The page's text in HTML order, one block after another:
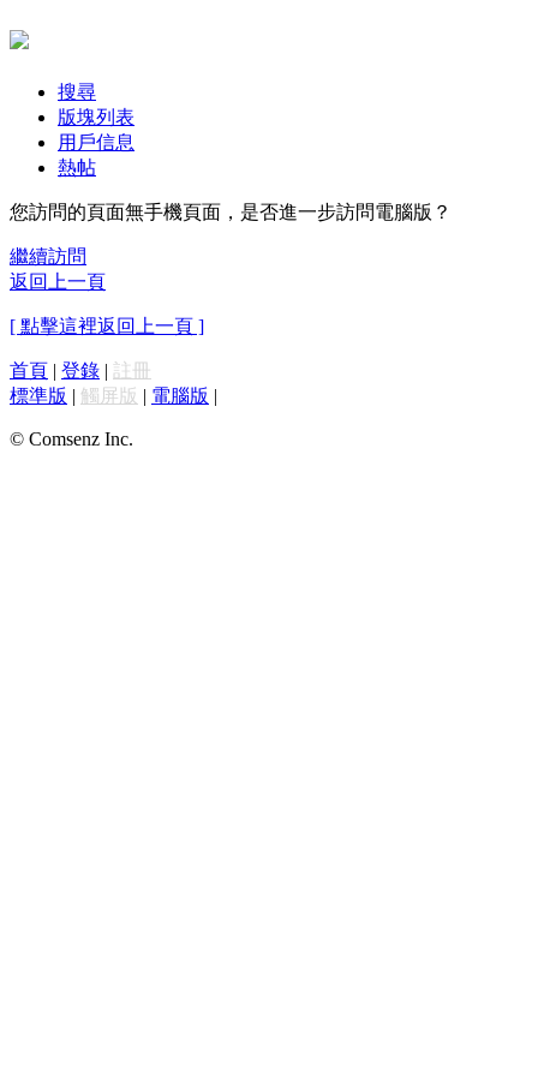
搜尋
版塊列表
用戶信息
熱帖
您訪問的頁面無手機頁面，是否進一步訪問電腦版？
繼續訪問
返回上一頁
[ 點擊這裡返回上一頁 ]
首頁 | 登錄 | 註冊
標準版 | 觸屏版 | 電腦版 |
© Comsenz Inc.